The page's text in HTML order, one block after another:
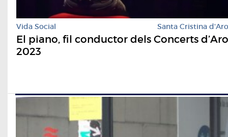
Vida Social Santa Cristina d'Aro
El piano, fil conductor dels Concerts d’Aro
2023